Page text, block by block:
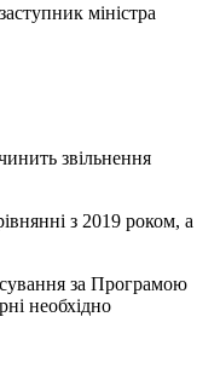
міністра
звільнення
з 2019 роком, а
за Програмою
необхідно